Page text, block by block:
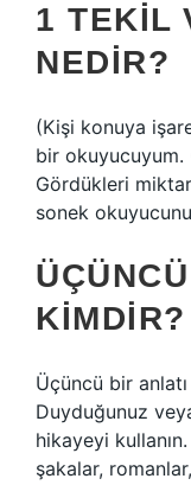
1 TEKIL
NEDIR?
(Kişi konuya
bir okuyucuyum.
Gördükleri
sonek
KIMDIR?
Üçüncü bir
Duyduğunuz
hikayeyi
şakalar,